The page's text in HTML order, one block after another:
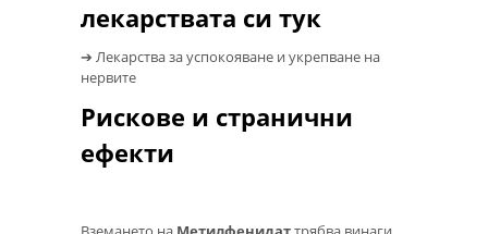
лекарствата си тук
➔ Лекарства за успокояване и укрепване на
нервите
Рискове и странични
ефекти